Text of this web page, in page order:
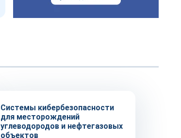
Системы кибербезопасности
для месторождений
углеводородов и нефтегазовых
объектов